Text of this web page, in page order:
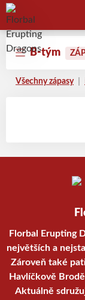
Florbal Erupting
B-tým
Všechny zápasy
Florbal Erupting
největších a
Zároveň také
Havlíčkově
Aktuálně